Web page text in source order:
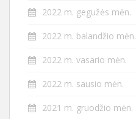
2022 m. gegužės mėn.
2022 m. balandžio mėn.
2022 m. vasario mėn.
2022 m. sausio mėn.
2021 m. gruodžio mėn.